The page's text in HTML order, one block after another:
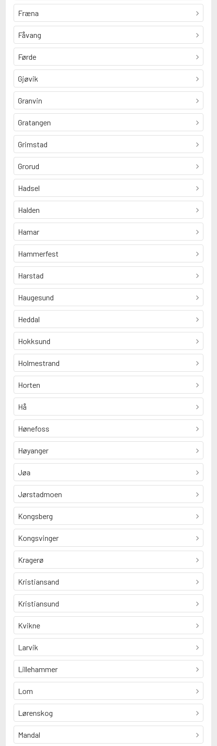
Fræna
Fåvang
Førde
Gjøvik
Granvin
Gratangen
Grimstad
Grorud
Hadsel
Halden
Hamar
Hammerfest
Harstad
Haugesund
Heddal
Hokksund
Holmestrand
Horten
Hå
Hønefoss
Høyanger
Jøa
Jørstadmoen
Kongsberg
Kongsvinger
Kragerø
Kristiansand
Kristiansund
Kvikne
Larvik
Lillehammer
Lom
Lørenskog
Mandal